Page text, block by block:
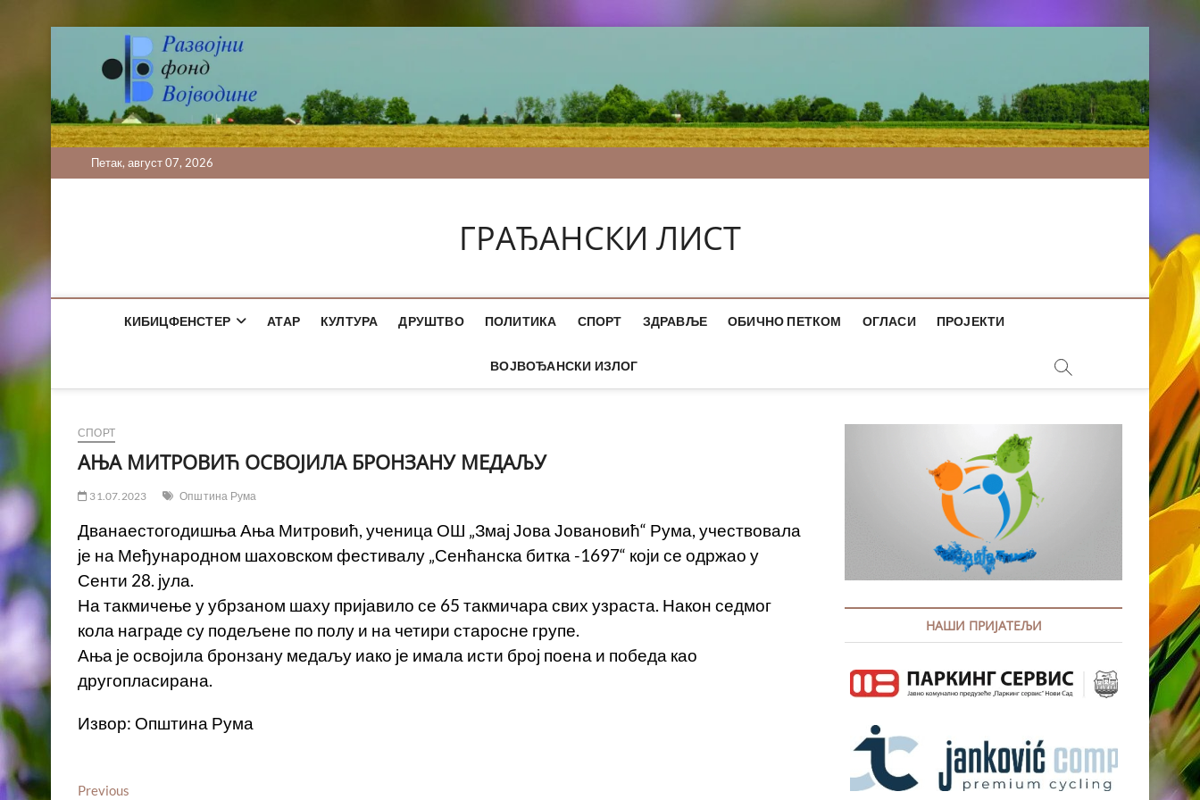
Петак, август 07, 2026
ГРАЂАНСКИ ЛИСТ
КИБИЦФЕНСТЕР АТАР КУЛТУРА ДРУШТВО ПОЛИТИКА СПОРТ ЗДРАВЉЕ ОБИЧНО ПЕТКОМ ОГЛАСИ ПРОЈЕКТИ
ВОЈВОЂАНСКИ ИЗЛОГ
СПОРТ
АЊА МИТРОВИЋ ОСВОЈИЛА БРОНЗАНУ МЕДАЉУ
31.07.2023 Општина Рума
Дванаестогодишња Ања Митровић, ученица ОШ „Змај Јова Јовановић“ Рума, учествовала
је на Међународном шаховском фестивалу „Сенћанска битка -1697“ који се одржао у
Сенти 28. јула.
На такмичење у убрзаном шаху пријавило се 65 такмичара свих узраста. Након седмог
кола награде су подељене по полу и на четири старосне групе.
Ања је освојила бронзану медаљу иако је имала исти број поена и победа као
другопласирана.
Извор: Општина Рума
Previous
НАШИ ПРИЈАТЕЉИ